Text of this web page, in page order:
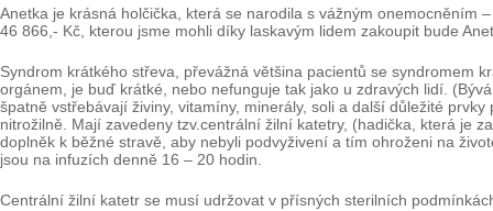
Anetka je krásná holčička, která se narodila s vážným onemocněním
46 866,- Kč, kterou jsme mohli díky laskavým lidem zakoupit bude
Syndrom krátkého střeva, převážná většina pacientů se syndromem
orgánem, je buď krátké, nebo nefunguje tak jako u zdravých lidí.
špatně vstřebávají živiny, vitamíny, minerály, soli a další důležité
nitrožilně. Mají zavedeny tzv.centrální žilní katetry, (hadička, která je
doplněk k běžné stravě, aby nebyli podvyživení a tím ohroženi na
jsou na infuzích denně 16 – 20 hodin.
Centrální žilní katetr se musí udržovat v přísných sterilních